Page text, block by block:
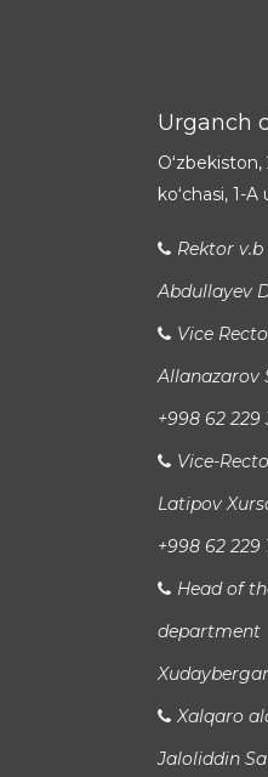
Urganch
koʻchasi, 1-A
Rektor v.b
Abdullayev
Vice
Allanazarov
+998 62 229
Vice-
Latipov
+998 62 229
Head of
department
Xalqaro
Jaloliddin